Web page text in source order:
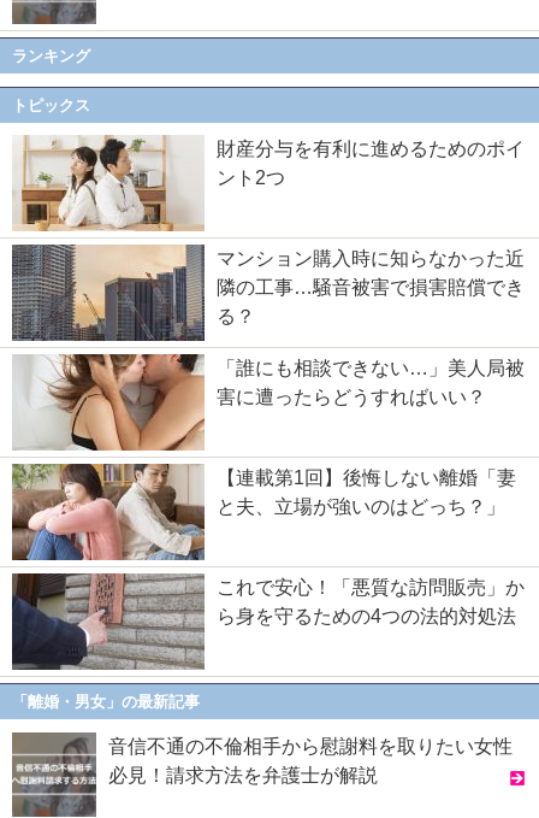
ランキング
トピックス
財産分与を有利に進めるためのポイ
ント2つ
マンション購入時に知らなかった近
隣の工事…騒音被害で損害賠償でき
る？
「誰にも相談できない…」美人局被
害に遭ったらどうすればいい？
【連載第1回】後悔しない離婚「妻
と夫、立場が強いのはどっち？」
これで安心！「悪質な訪問販売」か
ら身を守るための4つの法的対処法
「離婚・男女」の最新記事
音信不通の不倫相手から慰謝料を取りたい女性
必見！請求方法を弁護士が解説